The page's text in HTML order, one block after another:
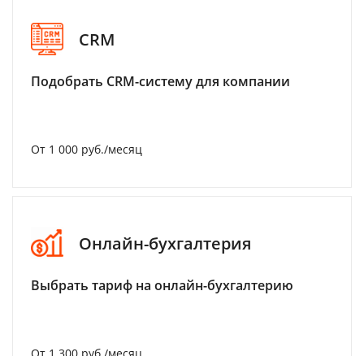
CRM
Подобрать CRM-систему для компании
От 1 000 руб./месяц
Онлайн-бухгалтерия
Выбрать тариф на онлайн-бухгалтерию